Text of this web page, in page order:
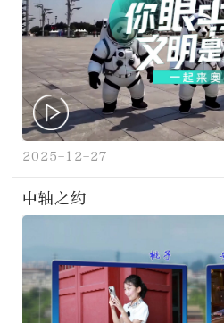
2025-12-27
中轴之约